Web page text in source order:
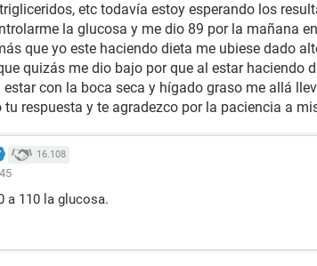
etc todavía estoy esperando los
la glucosa y me dio 89 por la mañana
que yo este haciendo dieta me ubiese dado
quizás me dio bajo por que al estar haciendo
con la boca seca y hígado graso me allá
tu respuesta y te agradezco por la paciencia a
16.108
a 110 la glucosa.